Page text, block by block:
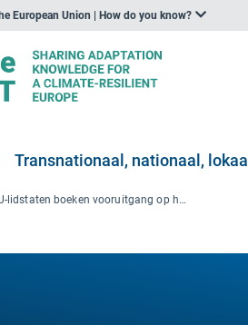
European Union | How do you know?
Transnationaal, nationaal, lokaal
EU-lidstaten boeken vooruitgang op het gebied van klimaatadaptatie om de veerkracht te vergroten, vindt de evaluatie van het EEA